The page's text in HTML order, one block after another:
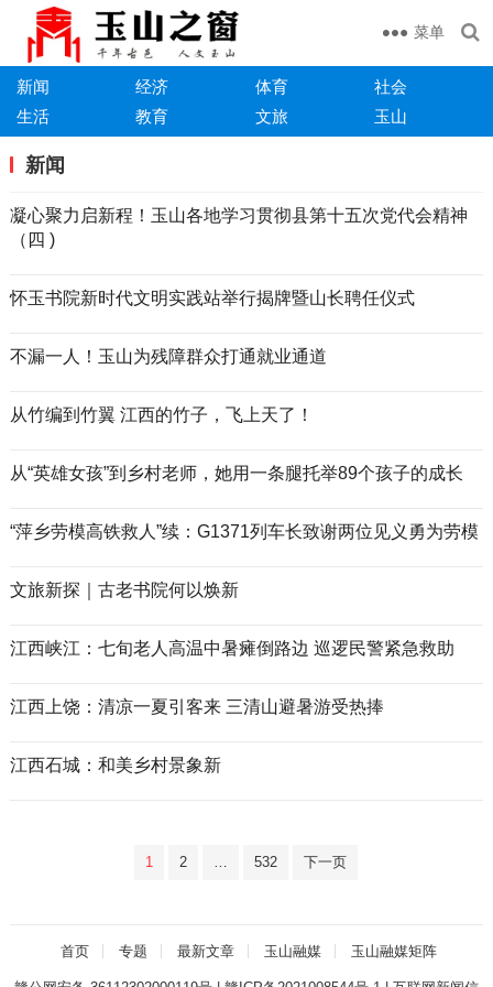
菜单
新闻 经济 体育
社会
生活
教育 文旅 玉山
新闻
凝心聚力启新程！玉山各地学习贯彻县第十五次党代会精神
（四 )
怀玉书院新时代文明实践站举行揭牌暨山长聘任仪式
不漏一人！玉山为残障群众打通就业通道
从竹编到竹翼 江西的竹子，飞上天了！
从“英雄女孩”到乡村老师，她用一条腿托举89个孩子的成长
“萍乡劳模高铁救人”续：G1371列车长致谢两位见义勇为劳模
文旅新探｜古老书院何以焕新
江西峡江：七旬老人高温中暑瘫倒路边 巡逻民警紧急救助
江西上饶：清凉一夏引客来 三清山避暑游受热捧
江西石城：和美乡村景象新
1 2 … 532 下一页
首页 专题 最新文章 玉山融媒 玉山融媒矩阵